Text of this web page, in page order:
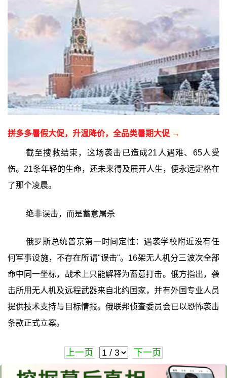
拼多多暑假大促，升温降价，全品类暑期大促 →
截至搜救结束，这场袭击已造成21人遇难、65人受
伤。21条年轻的生命，还未来得及展开人生，便永远定格在
了那个凌晨。
绝非误击，而是蓄意屠杀
俄罗斯总统普京第一时间定性：遇袭学校附近没有任
何军事设施，不存在所谓"误击"。16架无人机分三波次全部
命中同一坐标，战术上只能解释为蓄意打击。俄方指出，袭
击所用无人机及远程武器来自北约国家，并有外国专业人员
提供技术支持与目标情报。俄联邦侦查委员会已以恐怖袭击
条款正式立案。
上一页 下一页